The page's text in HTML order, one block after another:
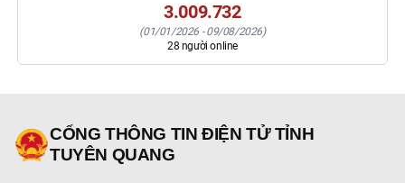
3.009.732
(01/01/2026 -09/08/2026)
28 người online
CỔNG THÔNG TIN ĐIỆN TỬ TỈNH
TUYÊN QUANG